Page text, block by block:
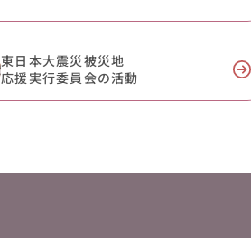
東日本大震災被災地
応援実行委員会の活動